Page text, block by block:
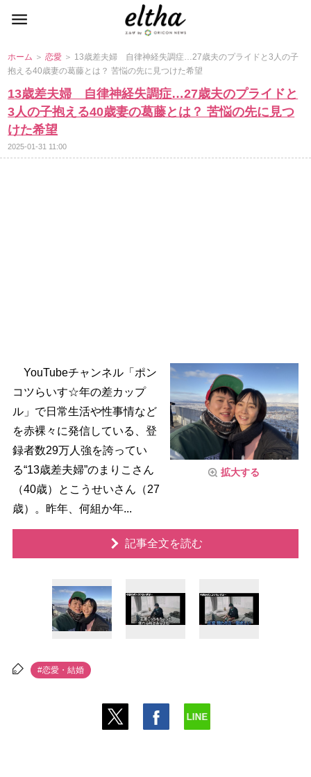
ホーム ＞恋愛 ＞ 13歳差夫婦 自律神経失調症…27歳夫のプライドと3人の子
抱える40歳妻の葛藤とは？ 苦悩の先に見つけた希望
13歳差夫婦 自律神経失調症…27歳夫のプライドと
3人の子抱える40歳妻の葛藤とは？ 苦悩の先に見つ
けた希望
2025-01-31 11:00
拡大する
YouTubeチャンネル「ポン
コツらいす☆年の差カップ
ル」で日常生活や性事情など
を赤裸々に発信している、登
録者数29万人強を誇ってい
る“13歳差夫婦”のまりこさん
（40歳）とこうせいさん（27
歳）。昨年、何組か年...
記事全文を読む
#恋愛・結婚